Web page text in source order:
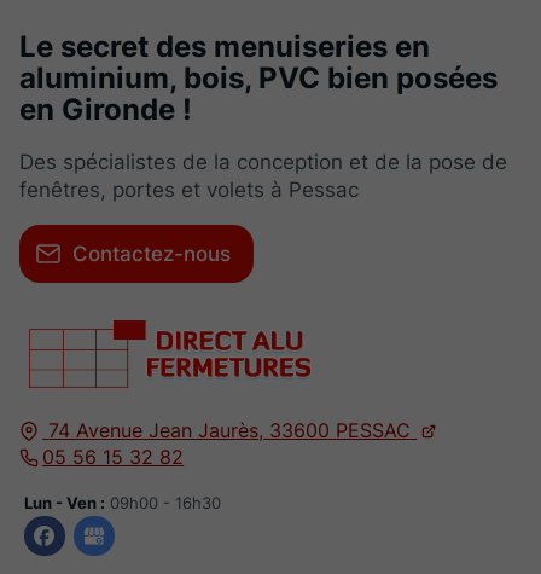
74 Avenue Jean Jaurès, 33600 PESSAC
05 56 15 32 82
Lun - Ven : 09h00 - 16h30
Le secret des menuiseries en
aluminium, bois, PVC bien posées
en Gironde !
Des spécialistes de la conception et de la pose de
fenêtres, portes et volets à Pessac
Contactez-nous